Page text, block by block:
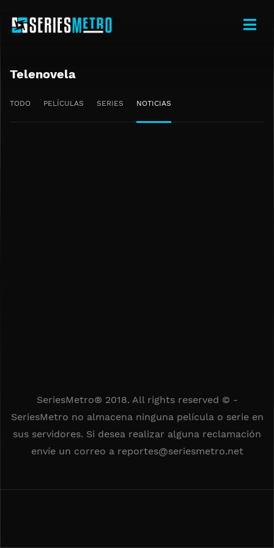
Telenovela
TODO PELÍCULAS SERIES NOTICIAS
SeriesMetro® 2018. All rights reserved © -
SeriesMetro no almacena ninguna película o serie en
sus servidores. Si desea realizar alguna reclamación
envíe un correo a reportes@seriesmetro.net